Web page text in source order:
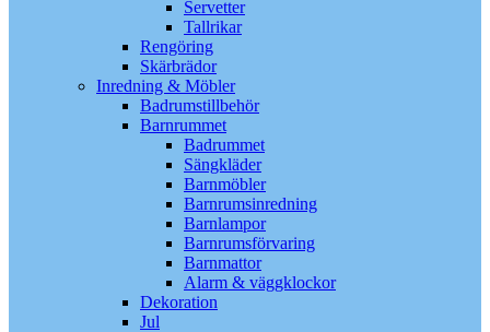
Servetter
Tallrikar
Rengöring
Skärbrädor
Inredning & Möbler
Badrumstillbehör
Barnrummet
Badrummet
Sängkläder
Barnmöbler
Barnrumsinredning
Barnlampor
Barnrumsförvaring
Barnmattor
Alarm & väggklockor
Dekoration
Jul